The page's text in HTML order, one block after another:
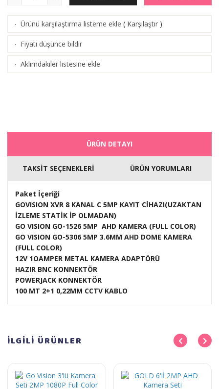
· Ürünü karşılaştırma listeme ekle ( Karşılaştır )
· Fiyatı düşünce bildir
· Aklımdakiler listesine ekle
ÜRÜN DETAYI
TAKSİT SEÇENEKLERİ ÜRÜN YORUMLARI
Paket İçeriği
GOVISION XVR 8 KANAL C 5MP KAYIT CİHAZI(UZAKTAN
İZLEME STATİK İP OLMADAN)
GO VISION GO-1526 5MP AHD KAMERA (FULL COLOR)
GO VISION GO-5306 5MP 3.6MM AHD DOME KAMERA
(FULL COLOR)
12V 1OAMPER METAL KAMERA ADAPTÖRÜ
HAZIR BNC KONNEKTÖR
POWERJACK KONNEKTÖR
100 MT 2+1 0,22MM CCTV KABLO
İLGİLİ ÜRÜNLER